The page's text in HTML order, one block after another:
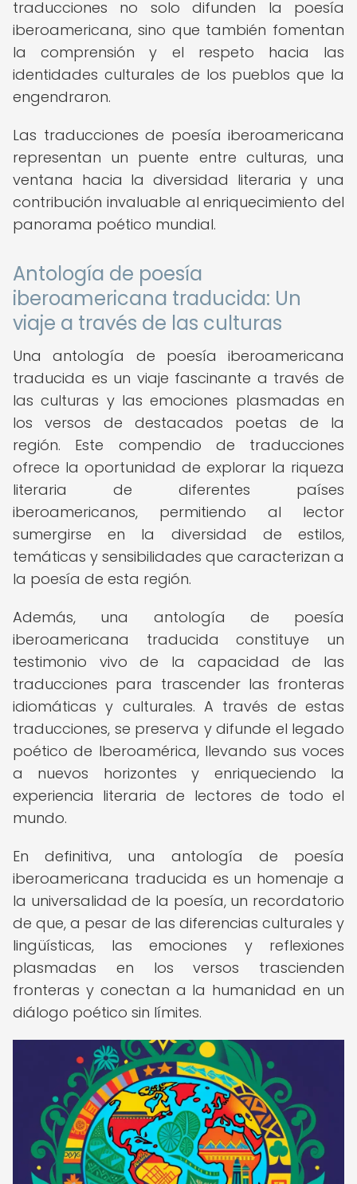
traducciones no solo difunden la poesía
iberoamericana, sino que también fomentan
la comprensión y el respeto hacia las
identidades culturales de los pueblos que la
engendraron.
Las traducciones de poesía iberoamericana
representan un puente entre culturas, una
ventana hacia la diversidad literaria y una
contribución invaluable al enriquecimiento del
panorama poético mundial.
Antología de poesía
iberoamericana traducida: Un
viaje a través de las culturas
Una antología de poesía iberoamericana
traducida es un viaje fascinante a través de
las culturas y las emociones plasmadas en
los versos de destacados poetas de la
región. Este compendio de traducciones
ofrece la oportunidad de explorar la riqueza
literaria de diferentes países
iberoamericanos, permitiendo al lector
sumergirse en la diversidad de estilos,
temáticas y sensibilidades que caracterizan a
la poesía de esta región.
Además, una antología de poesía
iberoamericana traducida constituye un
testimonio vivo de la capacidad de las
traducciones para trascender las fronteras
idiomáticas y culturales. A través de estas
traducciones, se preserva y difunde el legado
poético de Iberoamérica, llevando sus voces
a nuevos horizontes y enriqueciendo la
experiencia literaria de lectores de todo el
mundo.
En definitiva, una antología de poesía
iberoamericana traducida es un homenaje a
la universalidad de la poesía, un recordatorio
de que, a pesar de las diferencias culturales y
lingüísticas, las emociones y reflexiones
plasmadas en los versos trascienden
fronteras y conectan a la humanidad en un
diálogo poético sin límites.